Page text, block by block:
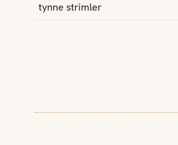
tynne strimler